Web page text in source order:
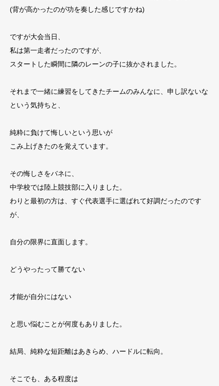
(背が高かったのが功を奏した感じですかね)
ですが大会当日、
私は第一走者だったのですが、
スタートした瞬間に隣のレーンの子に抜かされました。
それまで一緒に練習をしてきたチームのみんなに、申し訳ないな
という気持ちと、
純粋に負けて悔しいという思いが
こみ上げきたのを覚えています。
その悔しさをバネに、
中学校では陸上競技部に入りました。
わりと最初の方は、すぐ代表選手に選ばれて好調だったのです
が、
自分の限界に直面します。
どうやったって勝てない
才能が自分にはない
と思い悩むことが何度もありました。
結局、純粋な短距離はあきらめ、ハードルに転向。
そこでも、ある程度は